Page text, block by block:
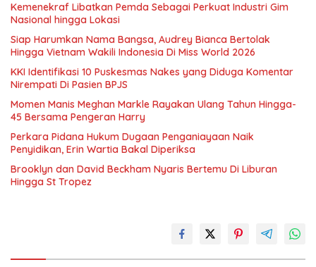
Kemenekraf Libatkan Pemda Sebagai Perkuat Industri Gim
Nasional hingga Lokasi
Siap Harumkan Nama Bangsa, Audrey Bianca Bertolak
Hingga Vietnam Wakili Indonesia Di Miss World 2026
KKI Identifikasi 10 Puskesmas Nakes yang Diduga Komentar
Nirempati Di Pasien BPJS
Momen Manis Meghan Markle Rayakan Ulang Tahun Hingga-
45 Bersama Pengeran Harry
Perkara Pidana Hukum Dugaan Penganiayaan Naik
Penyidikan, Erin Wartia Bakal Diperiksa
Brooklyn dan David Beckham Nyaris Bertemu Di Liburan
Hingga St Tropez